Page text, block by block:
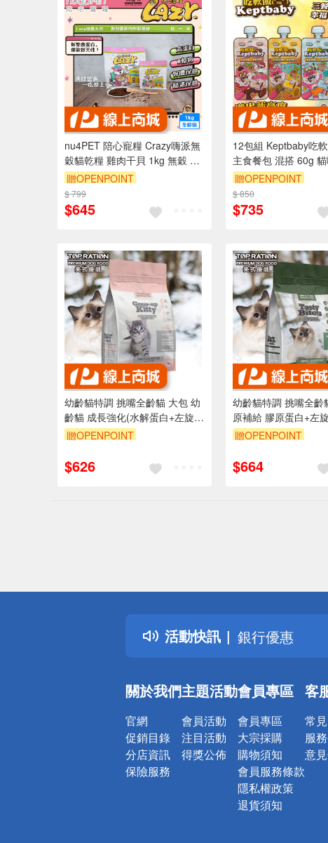
nu4PET 陪心寵糧 Crazy嗨派無
穀貓乾糧 雞肉干貝 1kg 無穀 低
碳水 全齡貓
贈OPENPOINT
$ 799
$645
12包組 Keptbaby吃
主食餐包 混搭 60g
包 細緻肉泥質地 多種
加 均衡營養 全齡貓適
贈OPENPOINT
$ 850
$735
幼齡貓特調 挑嘴全齡貓 大包 幼
齡貓 成長強化(水解蛋白+左旋離
胺酸)
贈OPENPOINT
$626
幼齡貓特調 挑嘴全齡貓
原補給 膠原蛋白+左
贈OPENPOINT
$664
活動快訊
得獎公告
熱門話題
銀行優惠
偏遠地區配送
關於我們
官網
促銷目錄
分店資訊
保險服務
主題活動
會員活動
注目活動
得獎公佈
會員專區
會員專區
大宗採購
購物須知
會員服務條款
隱私權政策
退貨須知
客
常
服
意